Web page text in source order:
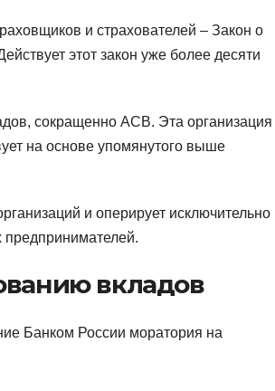
и страхователей – Закон о
этот закон уже более десяти
сокращенно АСВ. Эта организация
на основе упомянутого выше
и оперирует исключительно
вкладов
Банком России моратория на